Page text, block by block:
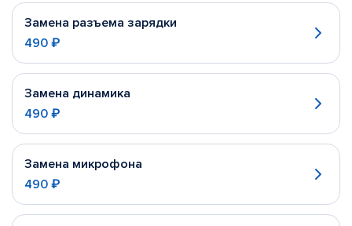
Замена разъема зарядки
490 ₽
Замена динамика
490 ₽
Замена микрофона
490 ₽